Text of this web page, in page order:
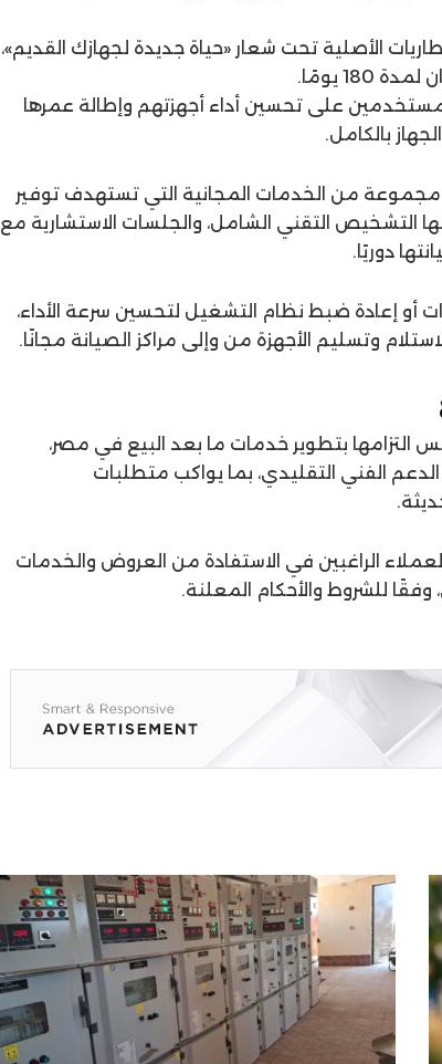
الأصلية تحت شعار «حياة جديدة لجهازك القديم»،
على تحسين أداء أجهزتهم وإطالة عمرها
بالكامل.
من الخدمات المجانية التي تستهدف توفير
التشخيص التقني الشامل، والجلسات الاستشارية مع
دوريًا.
أو إعادة ضبط نظام التشغيل لتحسين سرعة الأداء،
وتسليم الأجهزة من وإلى مراكز الصيانة مجانًا.
بتطوير خدمات ما بعد البيع في مصر،
الفني التقليدي، بما يواكب متطلبات
الراغبين في الاستفادة من العروض والخدمات
وفقًا للشروط والأحكام المعلنة.